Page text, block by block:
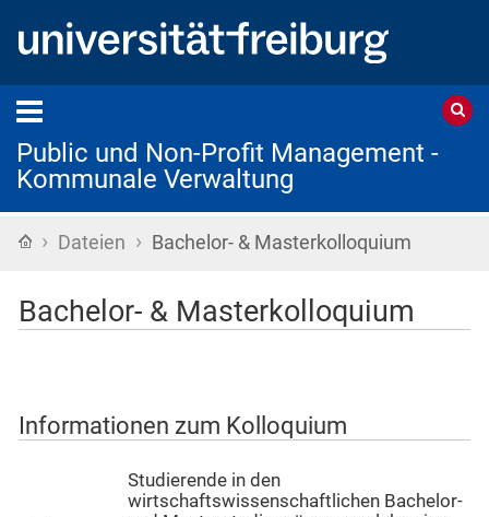
Public und Non-Profit Management -
Kommunale Verwaltung
Startseite
› Dateien › Bachelor- & Masterkolloquium
Bachelor- & Masterkolloquium
Informationen zum Kolloquium
Studierende in den
wirtschaftswissenschaftlichen Bachelor-